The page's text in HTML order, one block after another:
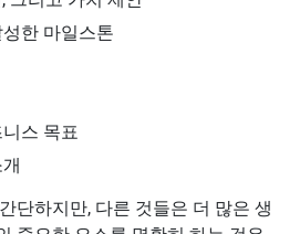
한 마일스톤
스 목표
단하지만, 다른 것들은 더 많은 생